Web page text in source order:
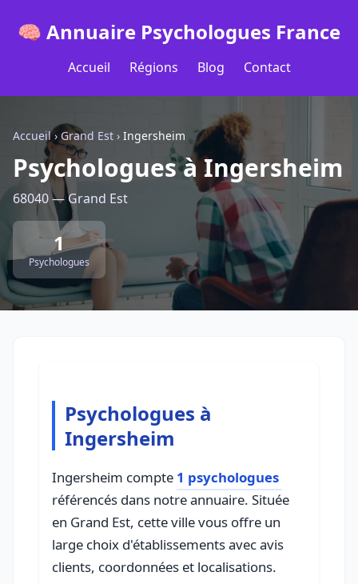
🧠 Annuaire Psychologues France
Accueil Régions Blog Contact
Accueil› Grand Est › Ingersheim
Psychologues à Ingersheim
68040 — Grand Est
1
Psychologues
Psychologues à
Ingersheim
Ingersheim compte 1 psychologues
référencés dans notre annuaire. Située
en Grand Est, cette ville vous offre un
large choix d'établissements avec avis
clients, coordonnées et localisations.